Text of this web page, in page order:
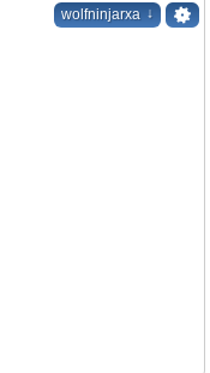
wolfninjarxa ↓